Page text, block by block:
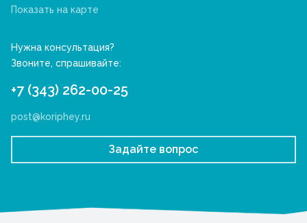
Показать на карте
Нужна консультация?
Звоните, спрашивайте:
+7 (343) 262-00-25
post@koriphey.ru
Задайте вопрос